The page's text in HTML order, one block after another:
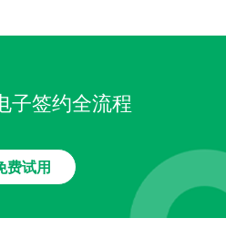
子签约全流程
费试用